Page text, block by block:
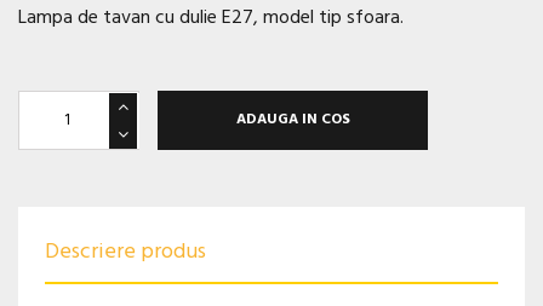
Lampa de tavan cu dulie E27, model tip sfoara.
ADAUGA IN COS
Descriere produs